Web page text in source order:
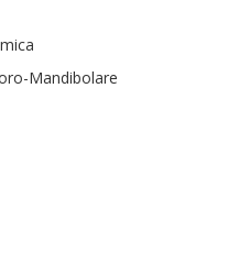
Mandibolare